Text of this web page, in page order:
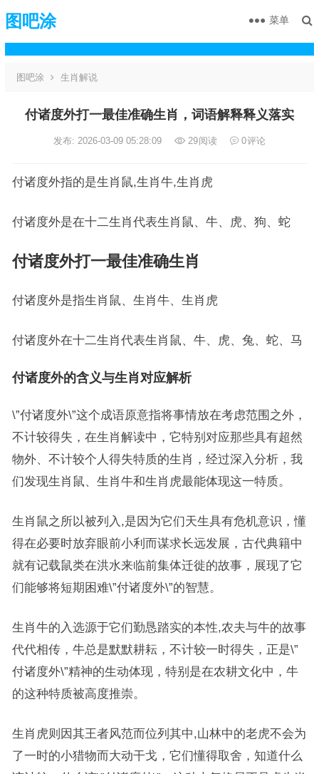
图吧涂 菜单
图吧涂 生肖解说
付诸度外打一最佳准确生肖，词语解释释义落实
发布: 2026-03-09 05:28:09 29阅读 0评论
付诸度外指的是生肖鼠,生肖牛,生肖虎
付诸度外是在十二生肖代表生肖鼠、牛、虎、狗、蛇
付诸度外打一最佳准确生肖
付诸度外是指生肖鼠、生肖牛、生肖虎
付诸度外在十二生肖代表生肖鼠、牛、虎、兔、蛇、马
付诸度外的含义与生肖对应解析
\”付诸度外\”这个成语原意指将事情放在考虑范围之外，
不计较得失，在生肖解读中，它特别对应那些具有超然
物外、不计较个人得失特质的生肖，经过深入分析，我
们发现生肖鼠、生肖牛和生肖虎最能体现这一特质。
生肖鼠之所以被列入,是因为它们天生具有危机意识，懂
得在必要时放弃眼前小利而谋求长远发展，古代典籍中
就有记载鼠类在洪水来临前集体迁徙的故事，展现了它
们能够将短期困难\”付诸度外\”的智慧。
生肖牛的入选源于它们勤恳踏实的本性,农夫与牛的故事
代代相传，牛总是默默耕耘，不计较一时得失，正是\”
付诸度外\”精神的生动体现，特别是在农耕文化中，牛
的这种特质被高度推崇。
生肖虎则因其王者风范而位列其中,山林中的老虎不会为
了一时的小猎物而大动干戈，它们懂得取舍，知道什么